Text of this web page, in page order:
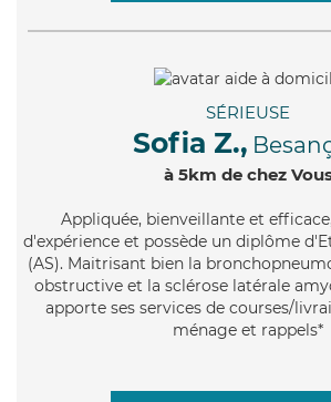
SÉRIEUSE
Sofia Z.,
à 5km de chez
Appliquée, bienveillante et
d'expérience et possède un diplôme
(AS). Maitrisant bien la
obstructive et la sclérose latérale
apporte ses services de courses/
ménage et rappels*